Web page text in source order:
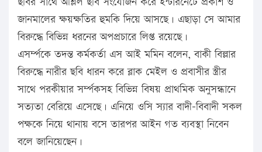
জানমালের ক্ষয়ক্ষতির হুমকি দিয়ে আসছে। এছাড়া সে আমার
বিরুদ্ধে বিভিন্ন ধরনের অপপ্রচারে লিপ্ত রয়েছে।
এসর্ম্পকে তদন্ত কর্মকর্তা এস আই মমিন বলেন, বাকী বিল্লার
বিরুদ্ধে নারীর ছবি ধারন করে ব্লাক মেইল ও প্রবাসীর স্ত্রীর
সাথে পরকীয়ার সর্ম্পকসহ বিভিন্ন বিষয় প্রাথমিক অনুসন্ধানে
সত্যতা বেরিয়ে এসেছে। এনিয়ে ওসি স্যার বাদী-বিবাদী সকল
পক্ষকে নিয়ে থানায় বসে তারপর আইন গত ব্যবস্থা নিবেন
বলে জানিয়েছেন।